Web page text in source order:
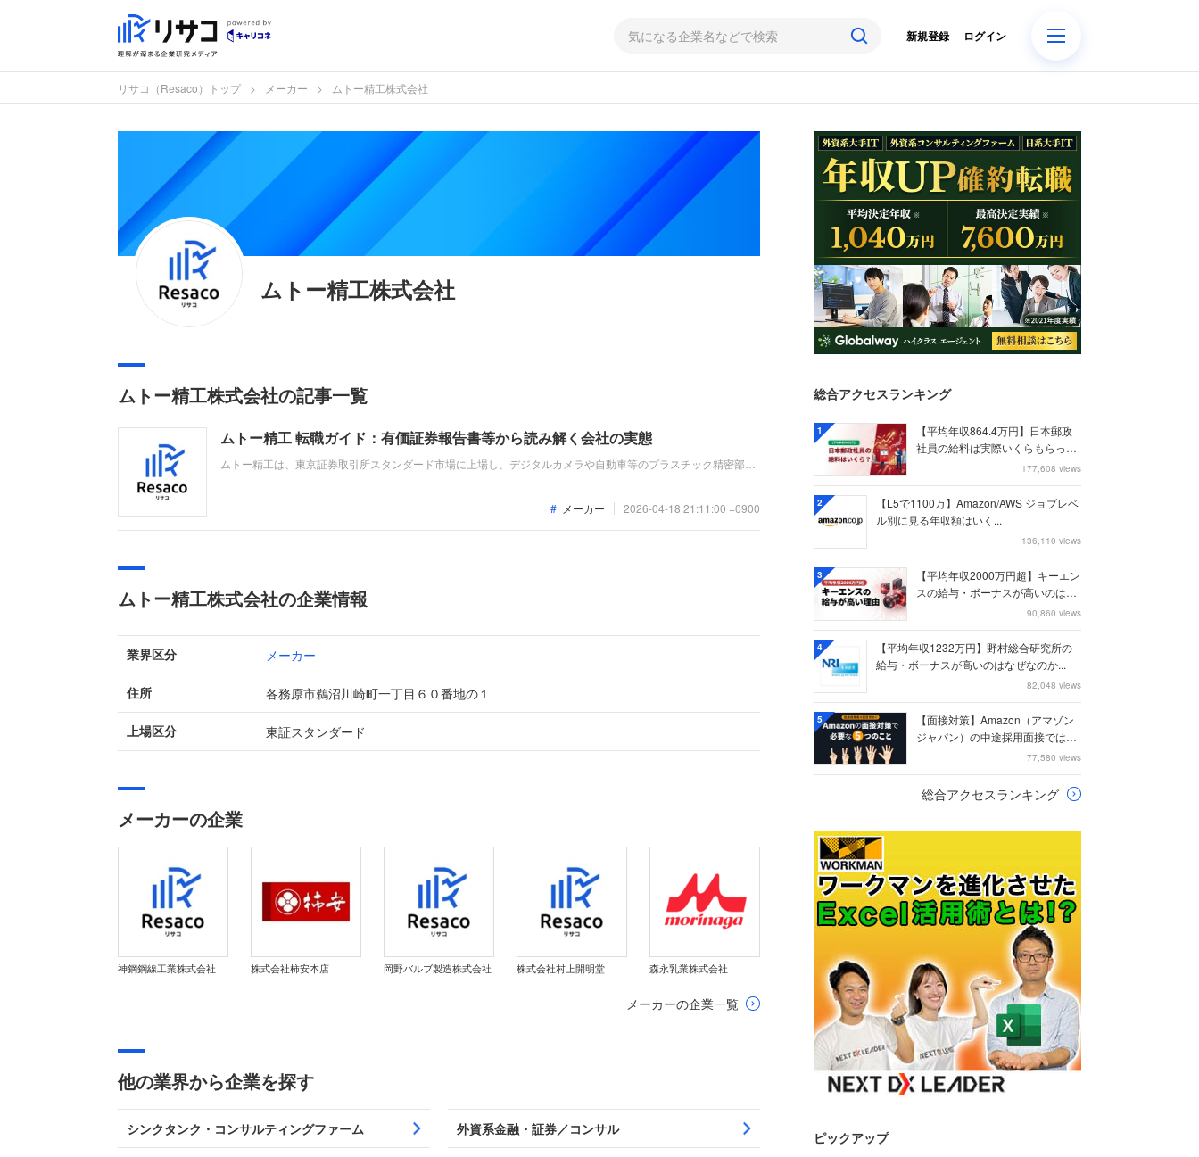
ログイン
新規登録
リサコ（Resaco）トップ メーカー ムトー精工株式会社
ムトー精工株式会社
ムトー精工株式会社の記事一覧
ムトー精工 転職ガイド：有価証券報告書等から読み解く会社の実態
ムトー精工は、東京証券取引所スタンダード市場に上場し、デジタルカメラや自動車等のプラスチック精密部品
メーカー 2026-04-18 21:11:00 +0900
ムトー精工株式会社の企業情報
業界区分 メーカー
住所 各務原市鵜沼川崎町一丁目６０番地の１
上場区分 東証スタンダード
メーカーの企業
神鋼鋼線工業株式会社 株式会社柿安本店 岡野バルブ製造株式会社 株式会社村上開明堂 森永乳業株式会社
メーカーの企業一覧
他の業界から企業を探す
シンクタンク・コンサルティングファーム 外資系金融・証券／コンサル
総合アクセスランキング
1
【平均年収864.4万円】日本郵政
社員の給料は実際いくらもらって
177,608 views
2
【L5で1100万】Amazon/AWS ジョブレベ
ル別に見る年収額はいく...
136,110 views
3
【平均年収2000万円超】キーエン
スの給与・ボーナスが高いのはな
90,860 views
4
【平均年収1232万円】野村総合研究所の
給与・ボーナスが高いのはなぜなのか...
82,048 views
5
【面接対策】Amazon（アマゾン
ジャパン）の中途採用面接では何
77,580 views
総合アクセスランキング
ピックアップ